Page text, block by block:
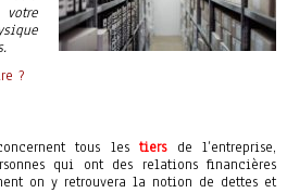
?
tous les tiersde l’entreprise,
qui ont des relations financières
on y retrouvera la notion de dettes et